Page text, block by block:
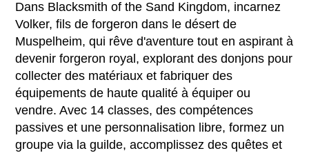
Dans Blacksmith of the Sand Kingdom, incarnez
Volker, fils de forgeron dans le désert de
Muspelheim, qui rêve d'aventure tout en aspirant à
devenir forgeron royal, explorant des donjons pour
collecter des matériaux et fabriquer des
équipements de haute qualité à équiper ou
vendre. Avec 14 classes, des compétences
passives et une personnalisation libre, formez un
groupe via la guilde, accomplissez des quêtes et